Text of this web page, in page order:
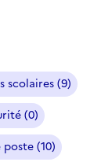
scolaires (9)
(0)
poste (10)